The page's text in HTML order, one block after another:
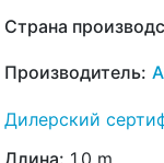
Страна
Производитель:
Дилерский
Длина: 1.0 m